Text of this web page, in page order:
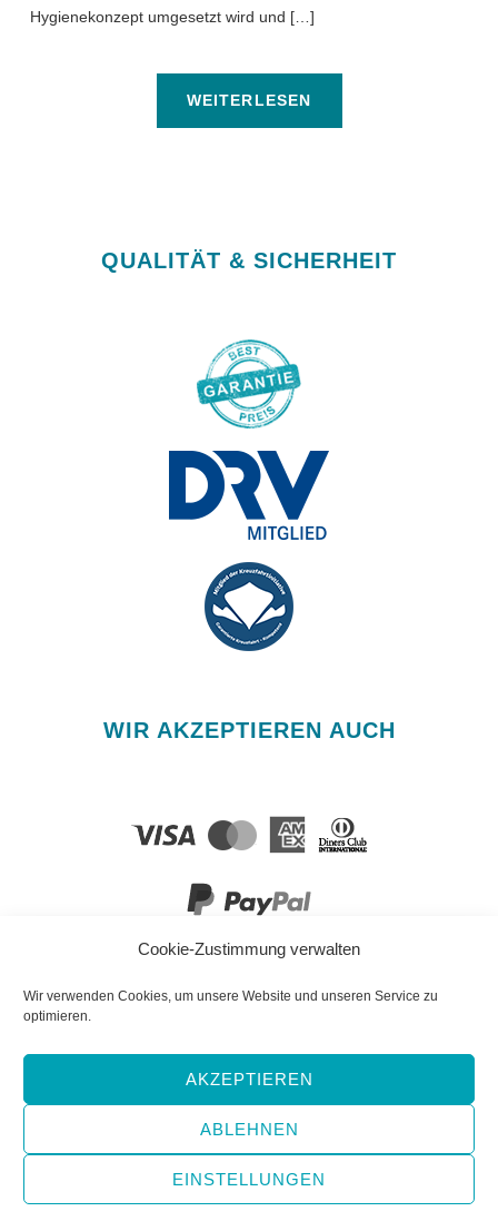
Cookie-Zustimmung verwalten
Wir verwenden Cookies, um unsere Website und unseren Service zu
optimieren.
AKZEPTIEREN
ABLEHNEN
EINSTELLUNGEN
Hygienekonzept umgesetzt wird und […]
WEITERLESEN
QUALITÄT & SICHERHEIT
WIR AKZEPTIEREN AUCH
FOLGEN SIE UNS!
Facebook
YouTube
Instagram
Copyright © 2026 e-hoi Blog